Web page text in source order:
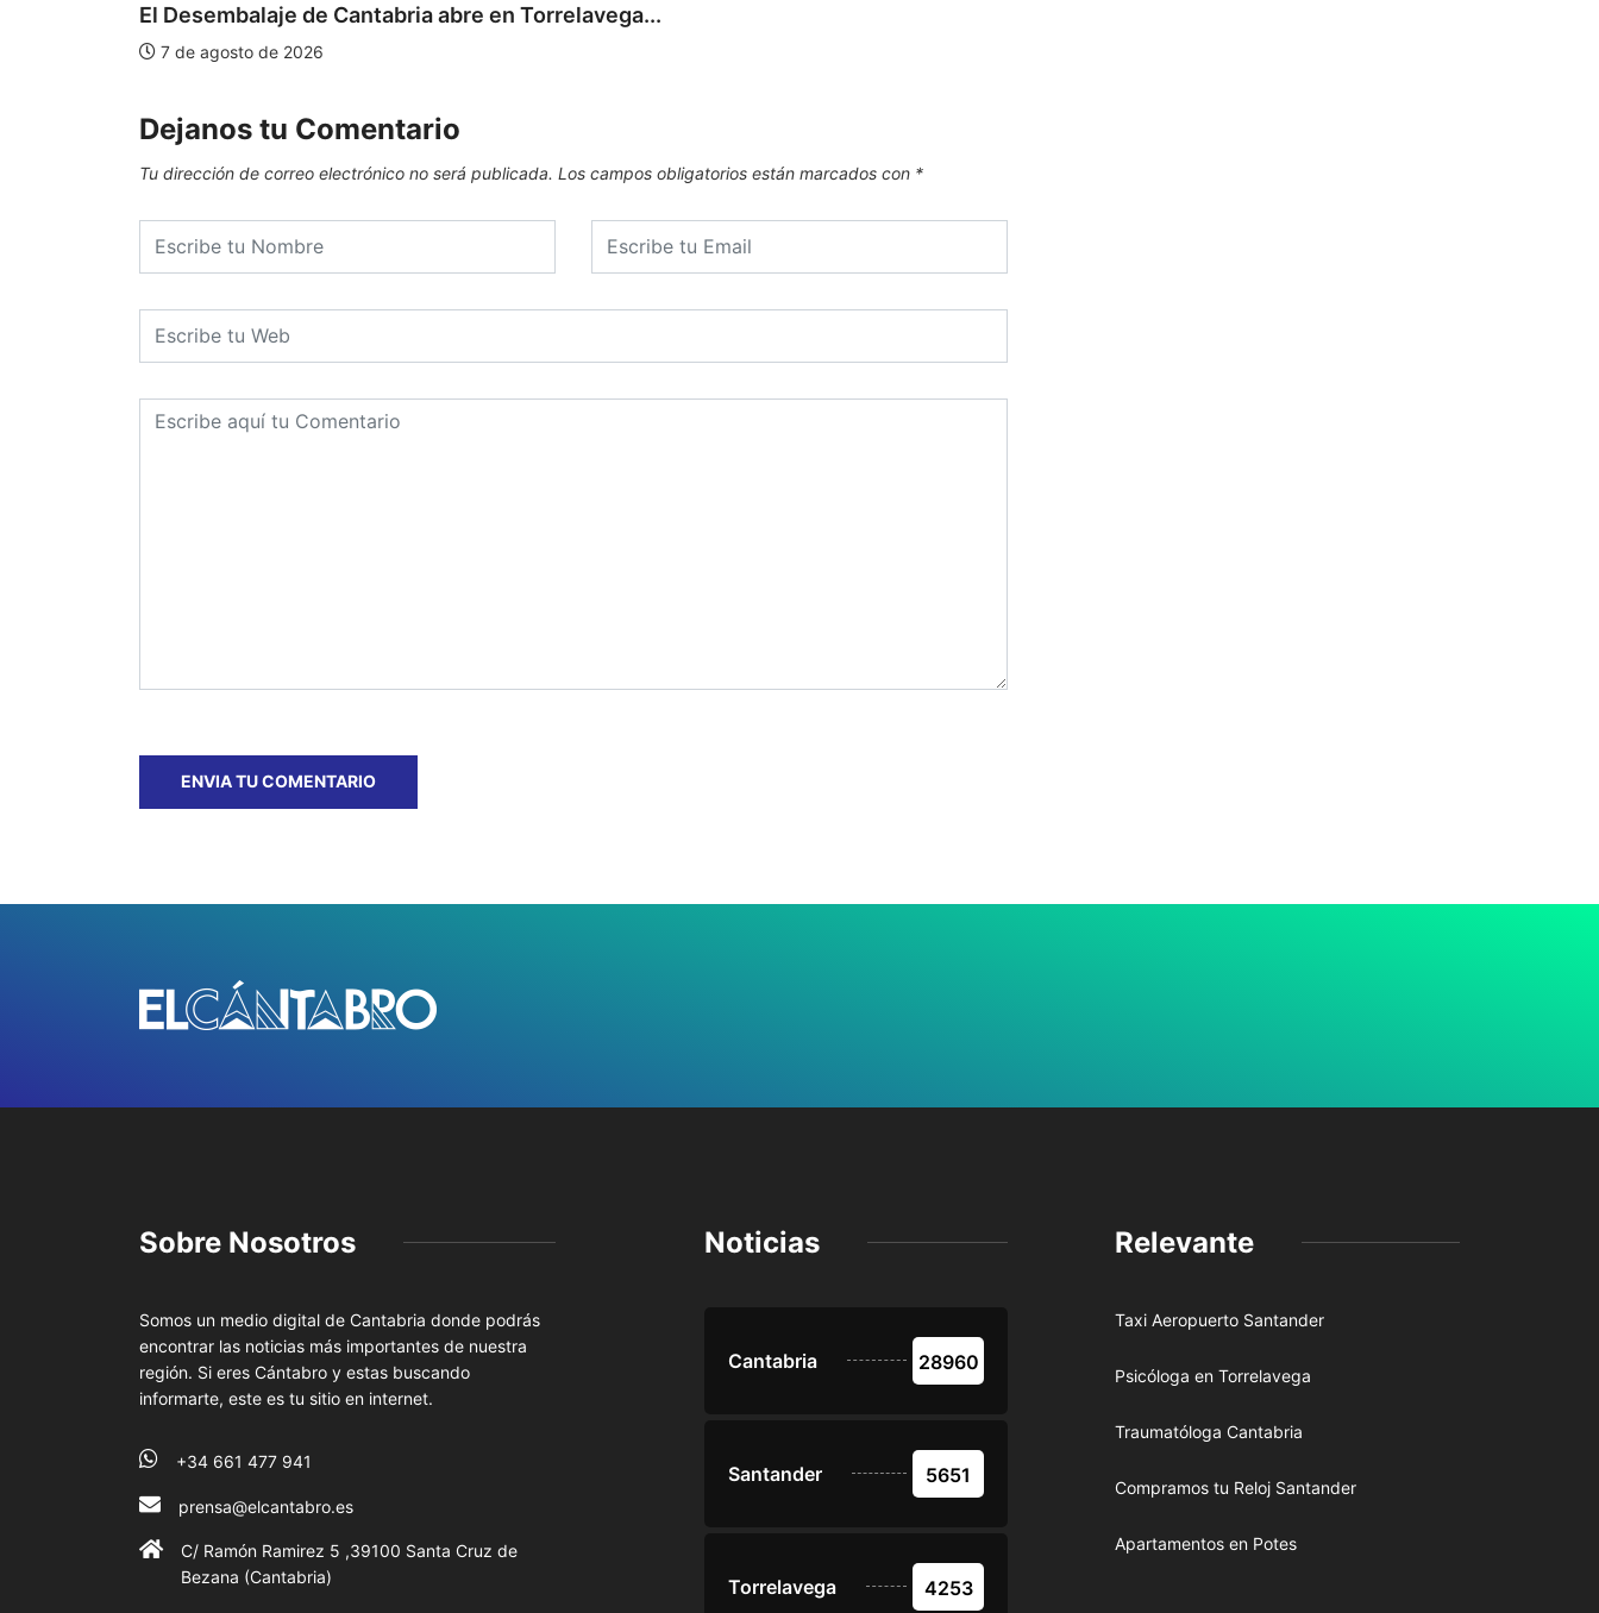
El Desembalaje de Cantabria abre en Torrelavega...
7 de agosto de 2026
Dejanos tu Comentario
Tu dirección de correo electrónico no será publicada. Los campos obligatorios están marcados con *
Sobre Nosotros
Somos un medio digital de Cantabria donde podrás
encontrar las noticias más importantes de nuestra
región. Si eres Cántabro y estas buscando
informarte, este es tu sitio en internet.
+34 661 477 941
prensa@elcantabro.es
C/ Ramón Ramirez 5 ,39100 Santa Cruz de
Bezana (Cantabria)
Noticias
Cantabria 28960
Santander 5651
Torrelavega 4253
Relevante
Taxi Aeropuerto Santander
Psicóloga en Torrelavega
Traumatóloga Cantabria
Compramos tu Reloj Santander
Apartamentos en Potes